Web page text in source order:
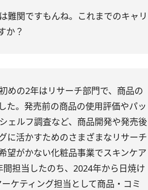
難関ですもんね。これまでのキャリ
か？
めの2年はリサーチ部門で、商品の
た。発売前の商品の使用評価やパッ
ェルフ調査など、商品開発や発売後
に活かすためのさまざまなリサーチ
望がかない化粧品事業でスキンケア
担当したのち、2024年から日焼け
ケティング担当として商品・コミ